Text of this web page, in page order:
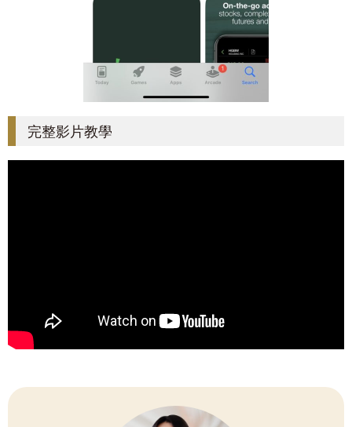
完整影片教學